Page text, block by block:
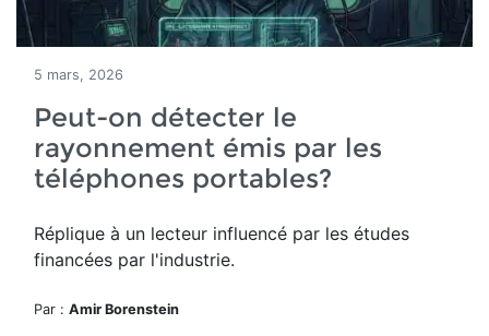
5 mars, 2026
Peut-on détecter le
rayonnement émis par les
téléphones portables?
Réplique à un lecteur influencé par les études
financées par l'industrie.
Par : Amir Borenstein